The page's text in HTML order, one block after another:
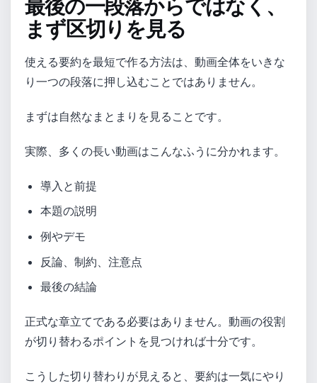
最後の一段落からではなく、
まず区切りを見る
使える要約を最短で作る方法は、動画全体をいきな
り一つの段落に押し込むことではありません。
まずは自然なまとまりを見ることです。
実際、多くの長い動画はこんなふうに分かれます。
導入と前提
本題の説明
例やデモ
反論、制約、注意点
最後の結論
正式な章立てである必要はありません。動画の役割
が切り替わるポイントを見つければ十分です。
こうした切り替わりが見えると、要約は一気にやり